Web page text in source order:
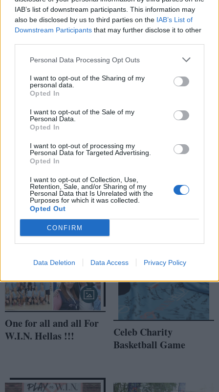
IAB’s list of downstream participants. This information may
also be disclosed by us to third parties on the IAB’s List of
Downstream Participants that may further disclose it to other
Personal Data Processing Opt Outs
I want to opt-out of the Sharing of my
personal data.
Opted In
I want to opt-out of the Sale of my
Personal Data.
Opted In
I want to opt-out of processing my
Personal Data for Targeted Advertising.
Opted In
I want to opt-out of Collection, Use,
Retention, Sale, and/or Sharing of my
Personal Data that Is Unrelated with the
Purposes for which it was collected.
Opted Out
CONFIRM
Data Deletion Data Access Privacy Policy
να πιστέψει
Ένας για όλους και
Hellas !!
Everything that
!!!!
One for all and all For
W.I.N. Hellas !!!
Celeb Charity
Basketball Game